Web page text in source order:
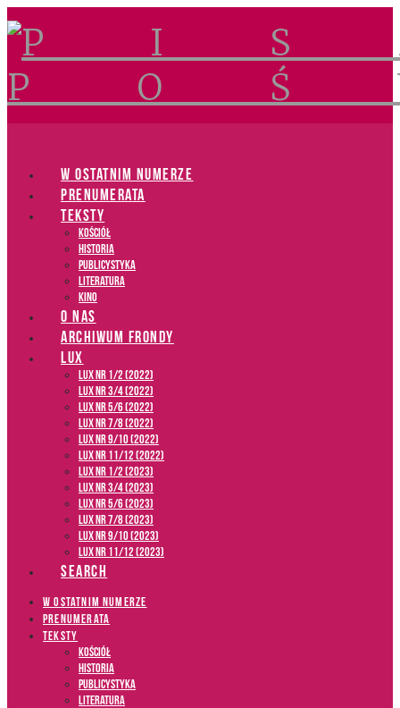
W OSTATNIM NUMERZE
PRENUMERATA
TEKSTY
Kościół
Historia
Publicystyka
Literatura
Kino
O NAS
ARCHIWUM FRONDY
LUX
LUX NR 1/2 (2022)
LUX NR 3/4 (2022)
LUX NR 5/6 (2022)
LUX NR 7/8 (2022)
LUX nr 9/10 (2022)
LUX NR 11/12 (2022)
LUX NR 1/2 (2023)
LUX NR 3/4 (2023)
LUX NR 5/6 (2023)
LUX NR 7/8 (2023)
LUX NR 9/10 (2023)
LUX NR 11/12 (2023)
SEARCH
W OSTATNIM NUMERZE
PRENUMERATA
TEKSTY
Kościół
Historia
Publicystyka
Literatura